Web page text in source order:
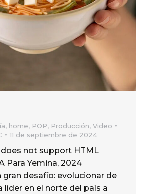
, home, POP, Producción, Video
11 de septiembre de 2024
not support HTML
Para Yemina, 2024
gran desafío: evolucionar de
líder en el norte del país a